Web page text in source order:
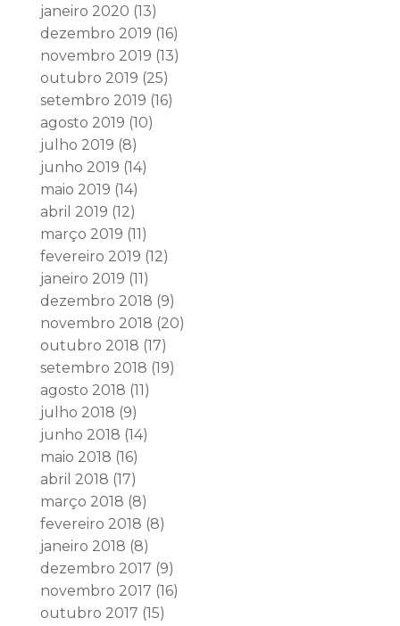
janeiro 2020 (13)
dezembro 2019 (16)
novembro 2019 (13)
outubro 2019 (25)
setembro 2019 (16)
agosto 2019 (10)
julho 2019 (8)
junho 2019 (14)
maio 2019 (14)
abril 2019 (12)
março 2019 (11)
fevereiro 2019 (12)
janeiro 2019 (11)
dezembro 2018 (9)
novembro 2018 (20)
outubro 2018 (17)
setembro 2018 (19)
agosto 2018 (11)
julho 2018 (9)
junho 2018 (14)
maio 2018 (16)
abril 2018 (17)
março 2018 (8)
fevereiro 2018 (8)
janeiro 2018 (8)
dezembro 2017 (9)
novembro 2017 (16)
outubro 2017 (15)